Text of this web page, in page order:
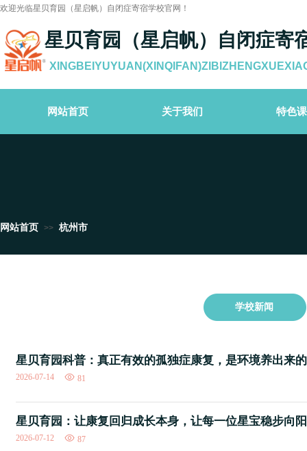
星贝育园（星启帆）自闭症寄
欢迎光临星贝育园（星启帆）自闭症寄宿学校官网！
网站首页 关于我们 特色
网站首页 >> 杭州市
学校新闻
星贝育园科普：真正有效的孤独症康复，是环境养出来
2026-07-14 81
星贝育园：让康复回归成长本身，让每一位星宝稳步向
2026-07-12 87